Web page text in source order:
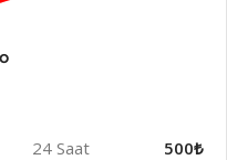
24 Saat 500₺